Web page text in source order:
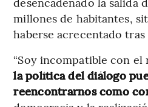
millones de habitantes,
haberse acrecentado tras
“Soy incompatible con
la política del diálogo
reencontrarnos como